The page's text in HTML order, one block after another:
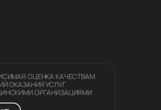
ОЦЕНКА КАЧЕСТВАM
ОКАЗАНИЯ УСЛУГ
ОРГАНИЗАЦИЯМИ